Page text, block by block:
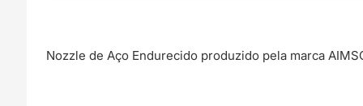
Nozzle de Aço Endurecido produzido pela marca